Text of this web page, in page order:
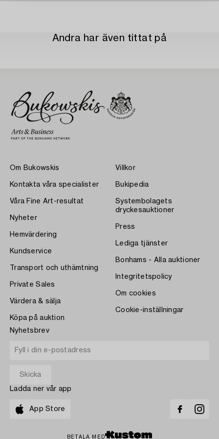
Andra har även tittat på
Om Bukowskis
Kontakta våra specialister
Våra Fine Art-resultat
Nyheter
Hemvärdering
Kundservice
Transport och uthämtning
Private Sales
Värdera & sälja
Köpa på auktion
Villkor
Bukipedia
Systembolagets
dryckesauktioner
Press
Lediga tjänster
Bonhams - Alla auktioner
Integritetspolicy
Om cookies
Cookie-inställningar
Nyhetsbrev
Ladda ner vår app
App Store
BETALA MED